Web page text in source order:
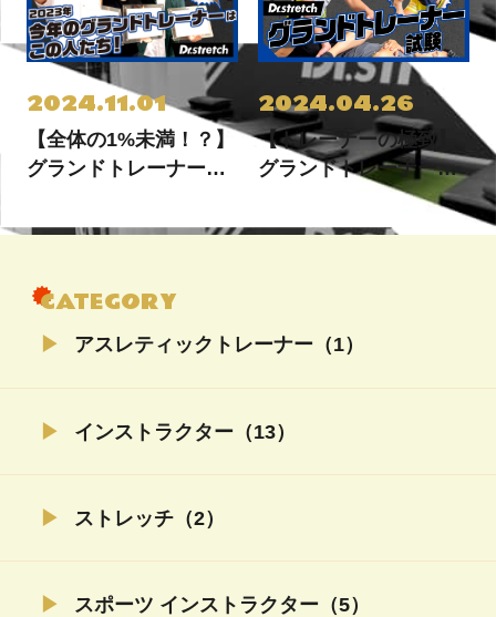
2024.11.01
【全体の1%未満！？】
グランドトレーナー任
2024.04.26
【トレーナーの極致】
グランドトレーナーへ
CATEGORY
アスレティックトレーナー（1）
インストラクター（13）
ストレッチ（2）
スポーツ インストラクター（5）